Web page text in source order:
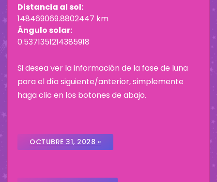
Distancia al sol:
148469069.8802447 km
Ángulo solar:
0.5371351214385918
Si desea ver la información de la fase de luna
para el día siguiente/anterior, simplemente
haga clic en los botones de abajo.
OCTUBRE 31, 2028 «